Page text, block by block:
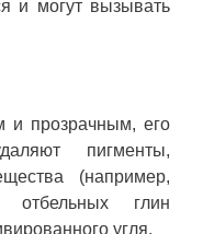
и могут вызывать
и прозрачным, его
пигменты,
(например,
глин
угля.